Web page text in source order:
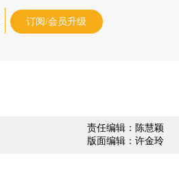
订阅/会员升级
责任编辑：陈慧颖
版面编辑：许金玲